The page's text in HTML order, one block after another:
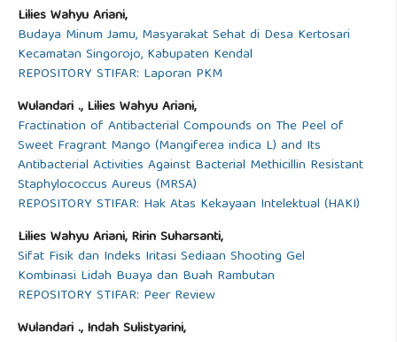
Lilies Wahyu Ariani,
Budaya Minum Jamu, Masyarakat Sehat di Desa Kertosari
Kecamatan Singorojo, Kabupaten Kendal
REPOSITORY STIFAR: Laporan PKM
Wulandari ., Lilies Wahyu Ariani,
Fractination of Antibacterial Compounds on The Peel of
Sweet Fragrant Mango (Mangiferea indica L) and Its
Antibacterial Activities Against Bacterial Methicillin Resistant
Staphylococcus Aureus (MRSA)
REPOSITORY STIFAR: Hak Atas Kekayaan Intelektual (HAKI)
Lilies Wahyu Ariani, Ririn Suharsanti,
Sifat Fisik dan Indeks Iritasi Sediaan Shooting Gel
Kombinasi Lidah Buaya dan Buah Rambutan
REPOSITORY STIFAR: Peer Review
Wulandari ., Indah Sulistyarini,